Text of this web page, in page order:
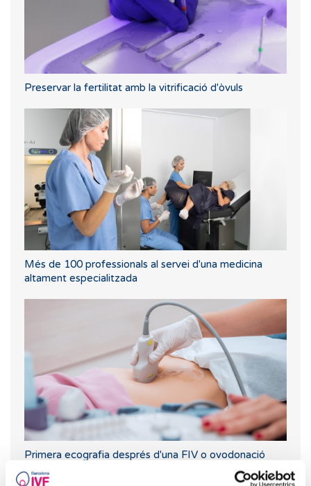
Preservar la fertilitat amb la vitrificació d'òvuls
Més de 100 professionals al servei d'una medicina
altament especialitzada
Primera ecografia després d'una FIV o ovodonació